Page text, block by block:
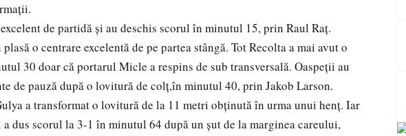
de partidă și au deschis scorul în minutul 15, prin Raul Raț.
o centrare excelentă de pe partea stângă. Tot Recolta a mai avut o
30 doar că portarul Micle a respins de sub transversală. Oaspeții au
de pauză după o lovitură de colț,în minutul 40, prin Jakob Larson.
a transformat o lovitură de la 11 metri obținută în urma unui henț. Iar
dus scorul la 3-1 în minutul 64 după un șut de la marginea careului,